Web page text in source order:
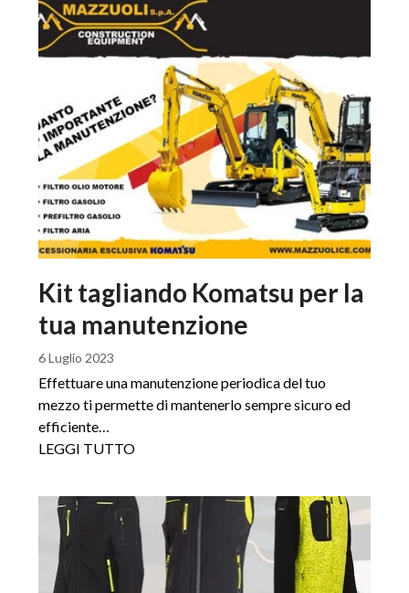
Kit tagliando Komatsu per la
tua manutenzione
6 Luglio 2023
Effettuare una manutenzione periodica del tuo
mezzo ti permette di mantenerlo sempre sicuro ed
efficiente…
LEGGI TUTTO